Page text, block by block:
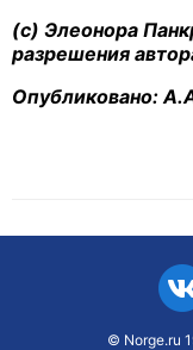
(c) Элеонора
разрешения
Опубликовано:
© Norge.ru